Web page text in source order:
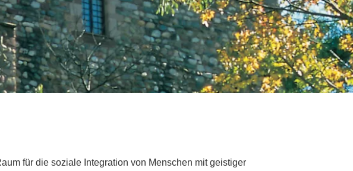
für die soziale Integration von Menschen mit geistiger